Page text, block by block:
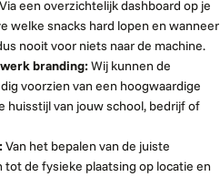
Via een overzichtelijk dashboard op je
welke snacks hard lopen en wanneer
nooit voor niets naar de machine.
branding: Wij kunnen de
voorzien van een hoogwaardige
huisstijl van jouw school, bedrijf of
Van het bepalen van de juiste
de fysieke plaatsing op locatie en